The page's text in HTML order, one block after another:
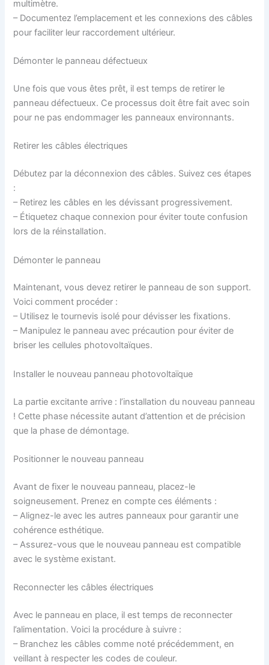
multimètre.
– Documentez l’emplacement et les connexions des câbles
pour faciliter leur raccordement ultérieur.
Démonter le panneau défectueux
Une fois que vous êtes prêt, il est temps de retirer le
panneau défectueux. Ce processus doit être fait avec soin
pour ne pas endommager les panneaux environnants.
Retirer les câbles électriques
Débutez par la déconnexion des câbles. Suivez ces étapes
:
– Retirez les câbles en les dévissant progressivement.
– Étiquetez chaque connexion pour éviter toute confusion
lors de la réinstallation.
Démonter le panneau
Maintenant, vous devez retirer le panneau de son support.
Voici comment procéder :
– Utilisez le tournevis isolé pour dévisser les fixations.
– Manipulez le panneau avec précaution pour éviter de
briser les cellules photovoltaïques.
Installer le nouveau panneau photovoltaïque
La partie excitante arrive : l’installation du nouveau panneau
! Cette phase nécessite autant d’attention et de précision
que la phase de démontage.
Positionner le nouveau panneau
Avant de fixer le nouveau panneau, placez-le
soigneusement. Prenez en compte ces éléments :
– Alignez-le avec les autres panneaux pour garantir une
cohérence esthétique.
– Assurez-vous que le nouveau panneau est compatible
avec le système existant.
Reconnecter les câbles électriques
Avec le panneau en place, il est temps de reconnecter
l’alimentation. Voici la procédure à suivre :
– Branchez les câbles comme noté précédemment, en
veillant à respecter les codes de couleur.